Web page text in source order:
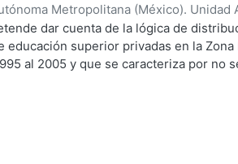
Metropolitana (México). Unidad
Información.,2001-05)Uribe
dar cuenta de la lógica de
educación superior privadas en la
al 2005 y que se caracteriza por no